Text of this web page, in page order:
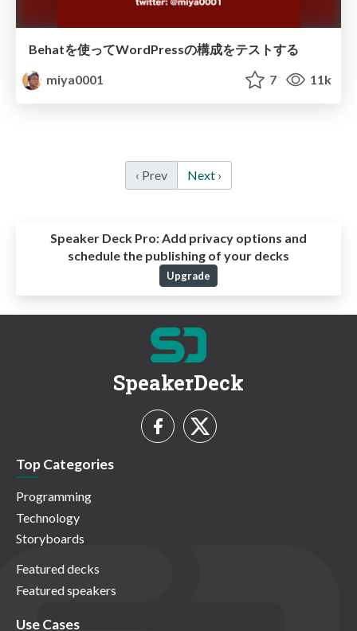
Behatを使ってWordPressの構成をテストする
miya0001
7 11k
‹ Prev Next ›
Speaker Deck Pro:Add privacy options and
schedule the publishing of your decks
Upgrade
SpeakerDeck
Top Categories
Programming
Technology
Storyboards
Featured decks
Featured speakers
Use Cases